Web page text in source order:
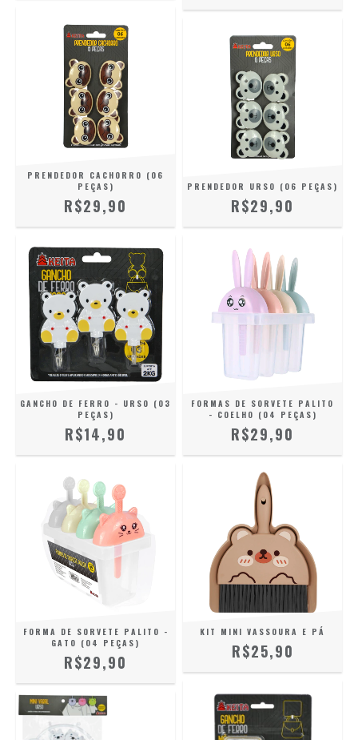
PRENDEDOR CACHORRO (06
PEÇAS)
R$29,90
PRENDEDOR URSO (06 PEÇAS)
R$29,90
GANCHO DE FERRO - URSO (03
PEÇAS)
R$14,90
FORMAS DE SORVETE PALITO
- COELHO (04 PEÇAS)
R$29,90
FORMA DE SORVETE PALITO -
GATO (04 PEÇAS)
R$29,90
KIT MINI VASSOURA E PÁ
R$25,90